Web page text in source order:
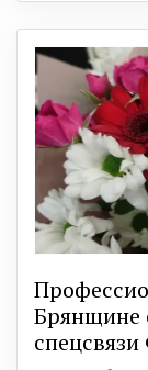
Брянщине